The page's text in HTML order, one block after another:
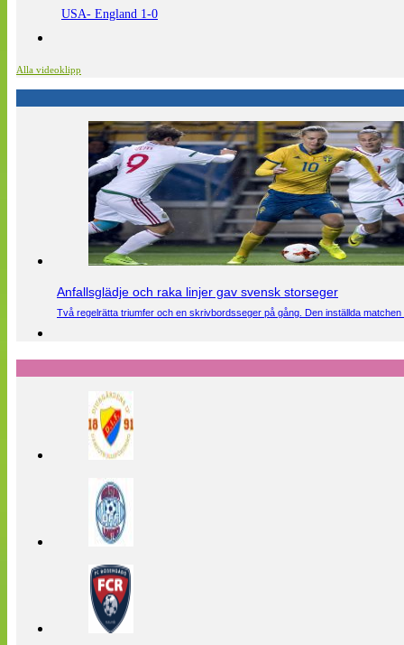
USA- England 1-0
Alla videoklipp
Anfallsglädje och raka linjer gav svensk storseger
Två regelrätta triumfer och en skrivbordsseger på gång. Den inställda